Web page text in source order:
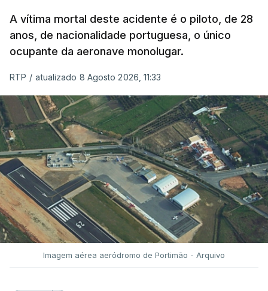
A vítima mortal deste acidente é o piloto, de 28
anos, de nacionalidade portuguesa, o único
ocupante da aeronave monolugar.
RTP / atualizado 8 Agosto 2026, 11:33
Imagem aérea aeródromo de Portimão - Arquivo